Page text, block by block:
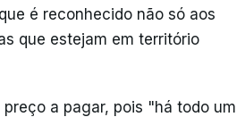
é reconhecido não só aos
que estejam em território
a pagar, pois "há todo um